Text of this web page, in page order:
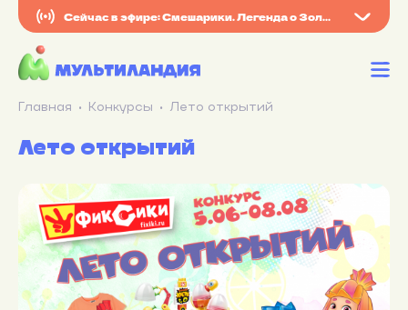
Сейчас в эфире: Смешарики. Легенда о Золотом драконе
Главная Конкурсы Лето открытий
Лето открытий